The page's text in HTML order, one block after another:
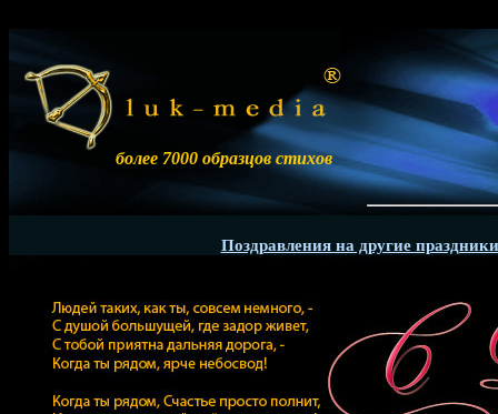
более 7000 образцов стихов
Поздравления на другие праздники